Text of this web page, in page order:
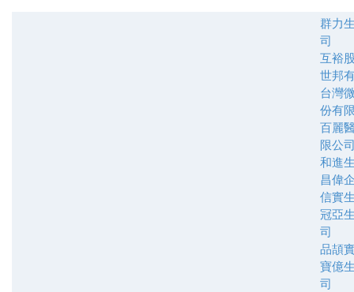
群力
司
互裕
世邦
台灣
份有
百麗
限公
和進
昌偉
信實
冠亞
司
品頡
寶億
司